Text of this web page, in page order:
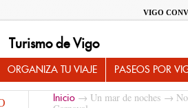
VIGO
Turismo de Vigo
ORGANIZA TU VIAJE PASEOS POR
Inicio → Un mar de noches →